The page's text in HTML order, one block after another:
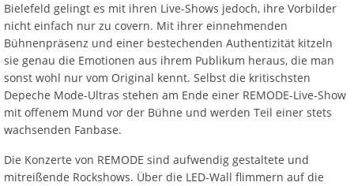
Bielefeld gelingt es mit ihren Live-Shows jedoch, ihre Vorbilder
nicht einfach nur zu covern. Mit ihrer einnehmenden
Bühnenpräsenz und einer bestechenden Authentizität kitzeln
sie genau die Emotionen aus ihrem Publikum heraus, die man
sonst wohl nur vom Original kennt. Selbst die kritischsten
Depeche Mode-Ultras stehen am Ende einer REMODE-Live-Show
mit offenem Mund vor der Bühne und werden Teil einer stets
wachsenden Fanbase.
Die Konzerte von REMODE sind aufwendig gestaltete und
mitreißende Rockshows. Über die LED-Wall flimmern auf die